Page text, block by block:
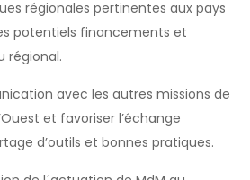
régionales pertinentes aux pays
potentiels financements et
régional.
avec les autres missions de
et favoriser l’échange
d’outils et bonnes pratiques.